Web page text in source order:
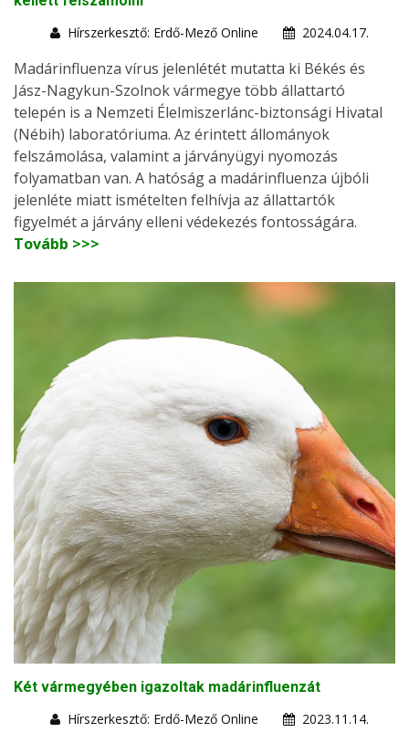
Hírszerkesztő: Erdő-Mező Online
2024.04.17.
Madárinfluenza vírus jelenlétét mutatta ki Békés és
Jász-Nagykun-Szolnok vármegye több állattartó
telepén is a Nemzeti Élelmiszerlánc-biztonsági Hivatal
(Nébih) laboratóriuma. Az érintett állományok
felszámolása, valamint a járványügyi nyomozás
folyamatban van. A hatóság a madárinfluenza újbóli
jelenléte miatt ismételten felhívja az állattartók
figyelmét a járvány elleni védekezés fontosságára.
Tovább >>>
Két vármegyében igazoltak madárinfluenzát
Hírszerkesztő: Erdő-Mező Online
2023.11.14.